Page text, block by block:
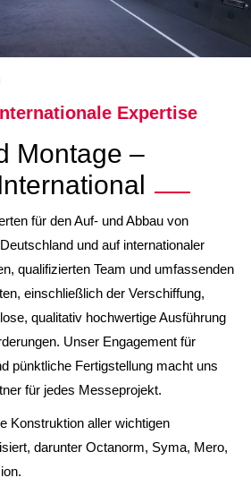
Expertise
Montage –
für den Auf- und Abbau von
und auf internationaler
qualifizierten Team und umfassenden
einschließlich der Verschiffung,
qualitativ hochwertige Ausführung
Unser Engagement für
pünktliche Fertigstellung macht uns
für jedes Messeprojekt.
Konstruktion aller wichtigen
darunter Octanorm, Syma, Mero,